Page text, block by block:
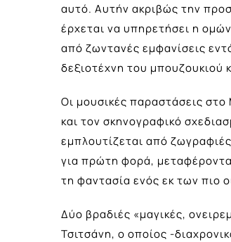
αυτό. Αυτήν ακριβώς την
έρχεται να υπηρετήσει η
από ζωντανές εμφανίσεις
δεξιοτέχνη του μπουζουκιού
Οι μουσικές παραστάσεις
και τον σκηνογραφικό
εμπλουτίζεται από
για πρώτη φορά,
τη φαντασία ενός εκ των πιο
Δύο βραδιές «μαγικές,
Τσιτσάνη, ο οποίος -